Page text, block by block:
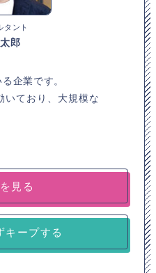
タント
郎
企業です。
ており、大規模な
見る
キープする